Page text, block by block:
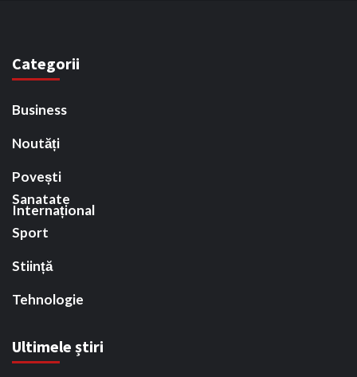
Categorii
Business
Noutăți
Povești
Internațional
Sanatate
Sport
Stiință
Tehnologie
Ultimele știri